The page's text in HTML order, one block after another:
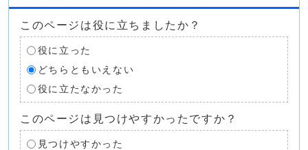
このページは役に立ちましたか？
役に立った
どちらともいえない
役に立たなかった
このページは見つけやすかったですか？
見つけやすかった